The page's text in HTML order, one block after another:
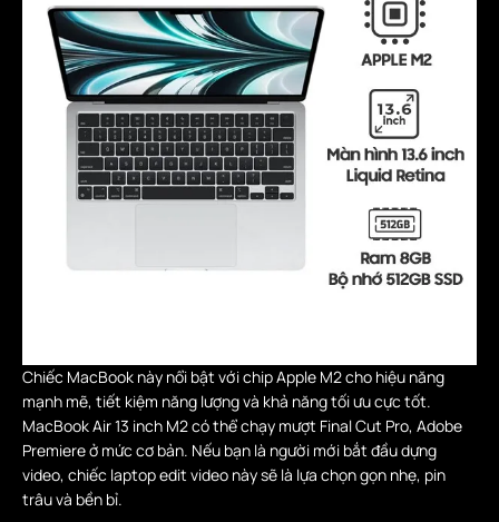
Chiếc MacBook này nổi bật với chip Apple M2 cho hiệu năng
mạnh mẽ, tiết kiệm năng lượng và khả năng tối ưu cực tốt.
MacBook Air 13 inch M2 có thể chạy mượt Final Cut Pro, Adobe
Premiere ở mức cơ bản. Nếu bạn là người mới bắt đầu dựng
video, chiếc laptop edit video này sẽ là lựa chọn gọn nhẹ, pin
trâu và bền bỉ.